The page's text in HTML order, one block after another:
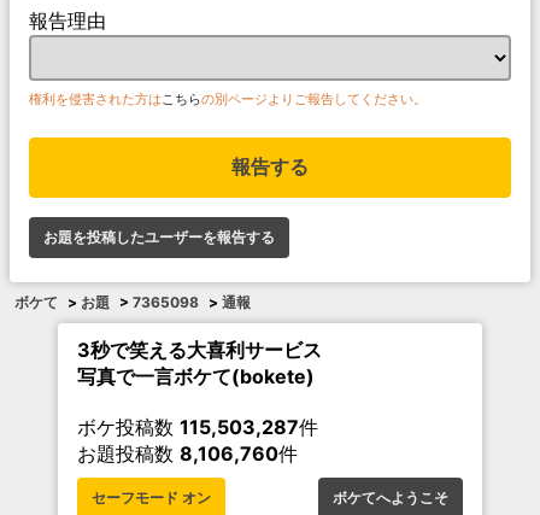
報告理由
権利を侵害された方はこちらの別ページよりご報告してください。
報告する
お題を投稿したユーザーを報告する
ボケて > お題 > 7365098 > 通報
3秒で笑える大喜利サービス
写真で一言ボケて(bokete)
ボケ投稿数 115,503,287件
お題投稿数 8,106,760件
セーフモード オン ボケてへようこそ